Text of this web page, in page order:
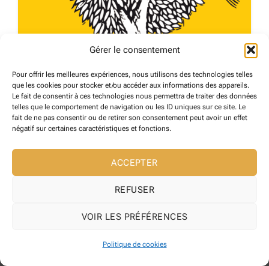
Gérer le consentement
Pour offrir les meilleures expériences, nous utilisons des technologies telles
que les cookies pour stocker et/ou accéder aux informations des appareils.
Le fait de consentir à ces technologies nous permettra de traiter des données
telles que le comportement de navigation ou les ID uniques sur ce site. Le
fait de ne pas consentir ou de retirer son consentement peut avoir un effet
négatif sur certaines caractéristiques et fonctions.
ACCEPTER
REFUSER
VOIR LES PRÉFÉRENCES
Politique de cookies
LIBRAIRIE Le Cheval dans l’Arbre
Céret
21 avril 2024
COMMERCES 206
Pixelicom